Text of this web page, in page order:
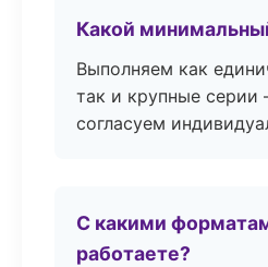
Какой
Выполняем как
так и крупные
согласуем
С какими
работаете?